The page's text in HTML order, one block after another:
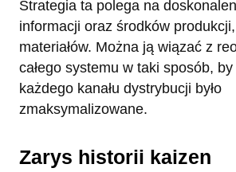
Strategia ta polega na
informacji oraz środków
materiałów. Można ją wiązać z
całego systemu w taki sposób, by
każdego kanału dystrybucji było
zmaksymalizowane.
Zarys historii kaizen